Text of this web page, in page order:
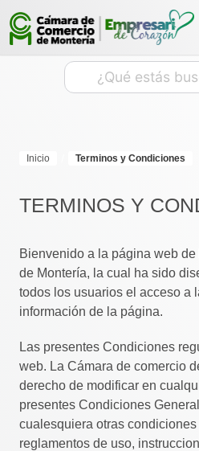
Inicio Terminos y Condiciones
TERMINOS Y
Bienvenido a la página web
de Montería, la cual ha sido
todos los usuarios el acceso a
información de la página.
Las presentes Condiciones
web. La Cámara de comercio
derecho de modificar en
presentes Condiciones
cualesquiera otras
reglamentos de uso,